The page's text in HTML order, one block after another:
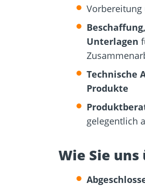
Vorbereitung
Unterlagen
Technische
Produkte
gelegentlich
Wie Sie